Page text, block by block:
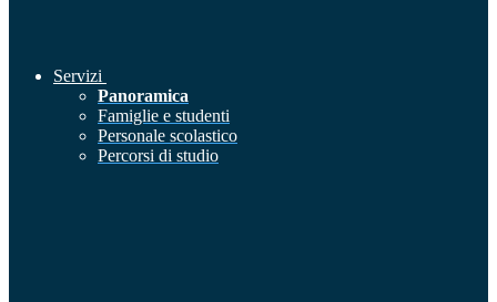
Servizi
Panoramica
Famiglie e studenti
Personale scolastico
Percorsi di studio